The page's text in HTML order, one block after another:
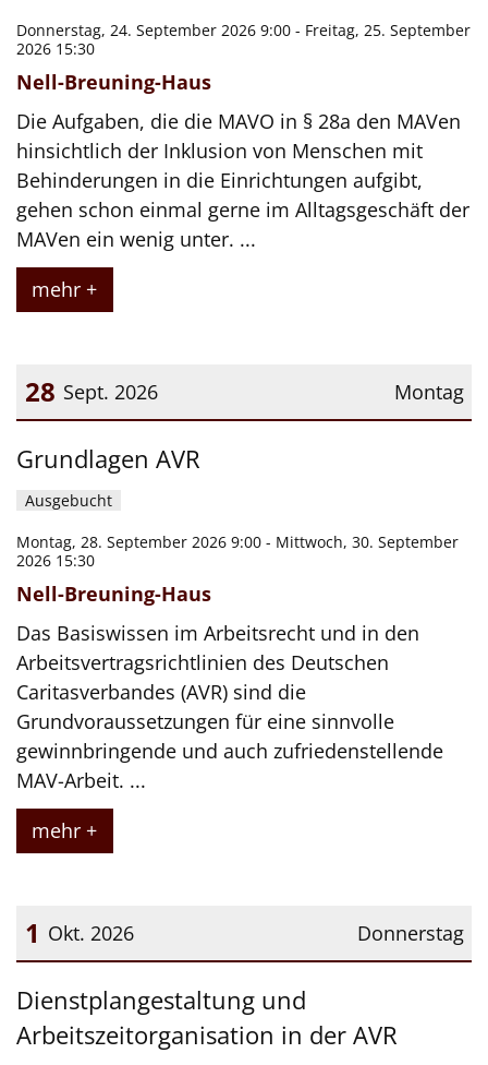
Donnerstag, 24. September 2026 9:00 - Freitag, 25. September
2026 15:30
Nell-Breuning-Haus
Die Aufgaben, die die MAVO in § 28a den MAVen
hinsichtlich der Inklusion von Menschen mit
Behinderungen in die Einrichtungen aufgibt,
gehen schon einmal gerne im Alltagsgeschäft der
MAVen ein wenig unter. ...
mehr +
Montag
28 Sept. 2026
Grundlagen AVR
Ausgebucht
Montag, 28. September 2026 9:00 - Mittwoch, 30. September
2026 15:30
Nell-Breuning-Haus
Das Basiswissen im Arbeitsrecht und in den
Arbeitsvertragsrichtlinien des Deutschen
Caritasverbandes (AVR) sind die
Grundvoraussetzungen für eine sinnvolle
gewinnbringende und auch zufriedenstellende
MAV-Arbeit. ...
mehr +
Donnerstag
1 Okt. 2026
Dienstplangestaltung und
Arbeitszeitorganisation in der AVR